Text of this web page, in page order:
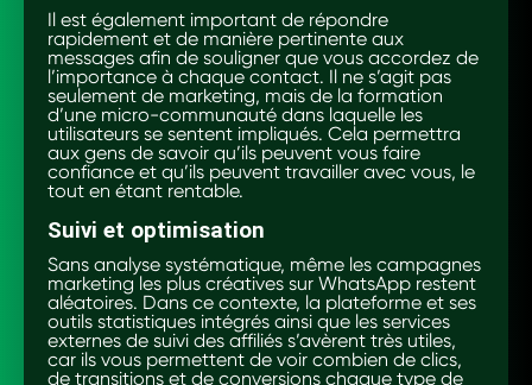
Il est également important de répondre
rapidement et de manière pertinente aux
messages afin de souligner que vous accordez de
l’importance à chaque contact. Il ne s’agit pas
seulement de marketing, mais de la formation
d’une micro-communauté dans laquelle les
utilisateurs se sentent impliqués. Cela permettra
aux gens de savoir qu’ils peuvent vous faire
confiance et qu’ils peuvent travailler avec vous, le
tout en étant rentable.
Suivi et optimisation
Sans analyse systématique, même les campagnes
marketing les plus créatives sur WhatsApp restent
aléatoires. Dans ce contexte, la plateforme et ses
outils statistiques intégrés ainsi que les services
externes de suivi des affiliés s’avèrent très utiles,
car ils vous permettent de voir combien de clics,
de transitions et de conversions chaque type de